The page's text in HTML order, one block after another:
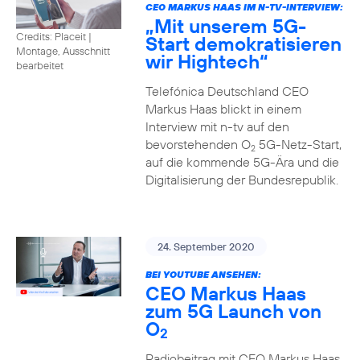
Credits: Placeit |
Montage, Ausschnitt
bearbeitet
CEO MARKUS HAAS IM N-TV-INTERVIEW:
„Mit unserem 5G-
Start demokratisieren
wir Hightech“
Telefónica Deutschland CEO
Markus Haas blickt in einem
Interview mit n-tv auf den
bevorstehenden O25G-Netz-Start,
auf die kommende 5G-Ära und die
Digitalisierung der Bundesrepublik.
24. September 2020
BEI YOUTUBE ANSEHEN:
CEO Markus Haas
zum 5G Launch von
O2